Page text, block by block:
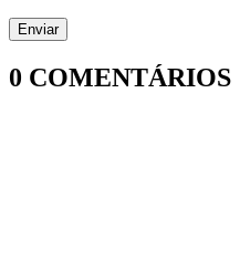
0 COMENTÁRIOS